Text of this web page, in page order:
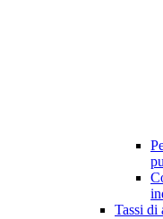
Tassi di